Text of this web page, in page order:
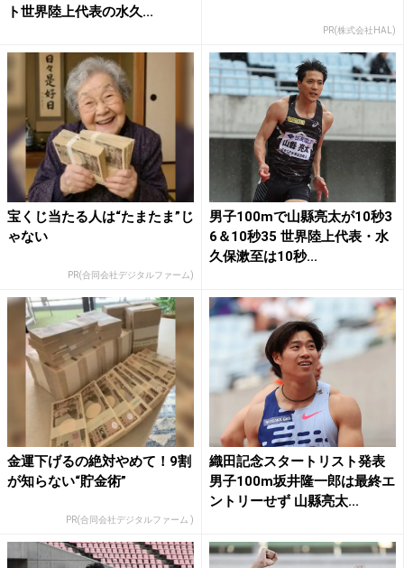
ト世界陸上代表の水久...
PR(株式会社HAL)
宝くじ当たる人は“たまたま”じ
ゃない
PR(合同会社デジタルファーム)
男子100mで山縣亮太が10秒3
6＆10秒35 世界陸上代表・水
久保漱至は10秒...
金運下げるの絶対やめて！9割
が知らない“貯金術”
PR(合同会社デジタルファーム )
織田記念スタートリスト発表
男子100m坂井隆一郎は最終エ
ントリーせず 山縣亮太...